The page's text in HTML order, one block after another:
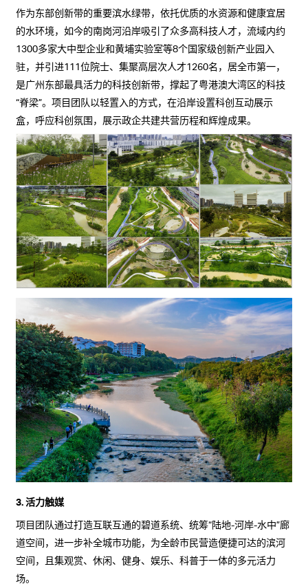
作为东部创新带的重要滨水绿带，依托优质的水资源和健康宜居
的水环境，如今的南岗河沿岸吸引了众多高科技人才，流域内约
1300多家大中型企业和黄埔实验室等8个国家级创新产业园入
驻，并引进111位院士、集聚高层次人才1260名，居全市第一，
是广州东部最具活力的科技创新带，撑起了粤港澳大湾区的科技
“脊梁”。项目团队以轻置入的方式，在沿岸设置科创互动展示
盒，呼应科创氛围，展示政企共建共营历程和辉煌成果。
3. 活力触媒
项目团队通过打造互联互通的碧道系统、统筹“陆地-河岸-水中”廊
道空间，进一步补全城市功能，为全龄市民营造便捷可达的滨河
空间，且集观赏、休闲、健身、娱乐、科普于一体的多元活力
场。